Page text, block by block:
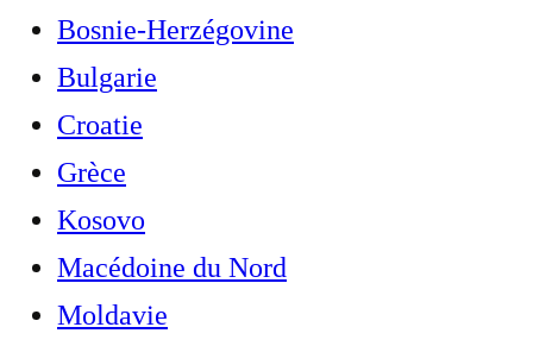
Bosnie-Herzégovine
Bulgarie
Croatie
Grèce
Kosovo
Macédoine du Nord
Moldavie